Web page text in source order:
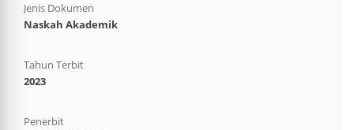
Jenis Dokumen
Naskah Akademik
Tahun Terbit
2023
Penerbit